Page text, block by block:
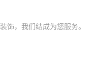
饰，我们结成为您服务。